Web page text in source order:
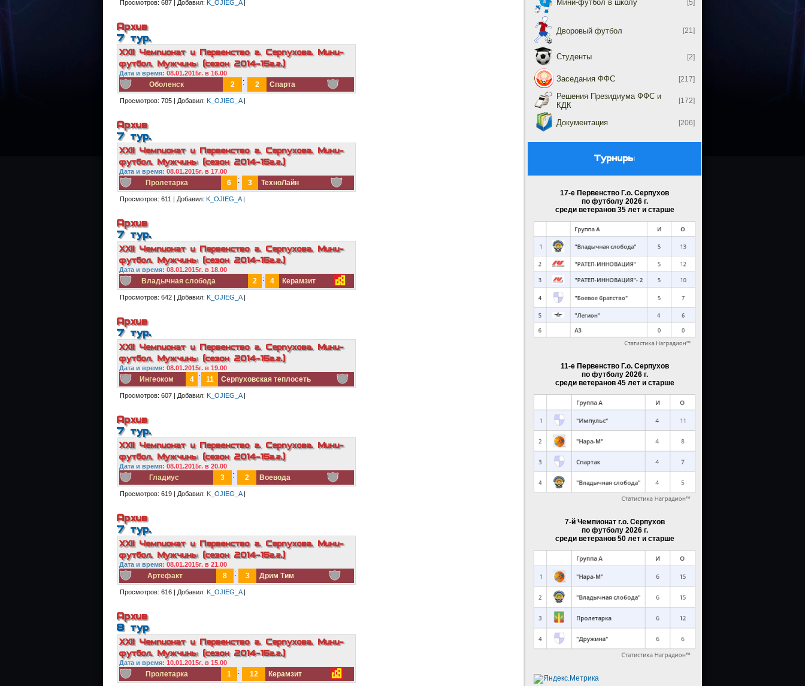
Просмотров: 687 | Добавил: K_OJIEG_A|
Архив
7 тур.
XXII Чемпионат и Первенство г. Серпухова. Мини-
футбол. Мужчины (сезон 2014-15г.г.)
Дата и время: 08.01.2015г. в 16.00
Оболенск 2 : 2 Спарта
Просмотров: 705 | Добавил: K_OJIEG_A|
Архив
7 тур.
XXII Чемпионат и Первенство г. Серпухова. Мини-
футбол. Мужчины (сезон 2014-15г.г.)
Дата и время: 08.01.2015г. в 17.00
Пролетарка 6 : 3 ТехноЛайн
Просмотров: 611 | Добавил: K_OJIEG_A|
Архив
7 тур.
XXII Чемпионат и Первенство г. Серпухова. Мини-
футбол. Мужчины (сезон 2014-15г.г.)
Дата и время: 08.01.2015г. в 18.00
Владычная слобода 2 : 4 Керамзит
Просмотров: 642 | Добавил: K_OJIEG_A|
Архив
7 тур.
XXII Чемпионат и Первенство г. Серпухова. Мини-
футбол. Мужчины (сезон 2014-15г.г.)
Дата и время: 08.01.2015г. в 19.00
Ингеоком 4 : 11 Серпуховская теплосеть
Просмотров: 607 | Добавил: K_OJIEG_A|
Архив
7 тур.
XXII Чемпионат и Первенство г. Серпухова. Мини-
футбол. Мужчины (сезон 2014-15г.г.)
Дата и время: 08.01.2015г. в 20.00
Гладиус 3 : 2 Воевода
Просмотров: 619 | Добавил: K_OJIEG_A|
Архив
7 тур.
XXII Чемпионат и Первенство г. Серпухова. Мини-
футбол. Мужчины (сезон 2014-15г.г.)
Дата и время: 08.01.2015г. в 21.00
Артефакт 8 : 3 Дрим Тим
Просмотров: 616 | Добавил: K_OJIEG_A|
Архив
8 тур
XXII Чемпионат и Первенство г. Серпухова. Мини-
футбол. Мужчины (сезон 2014-15г.г.)
Дата и время: 10.01.2015г. в 15.00
Пролетарка 1 : 12 Керамзит
Мини-футбол в школу [5]
Дворовый футбол [21]
Студенты [2]
Заседания ФФС [217]
Решения Президиума ФФС и
КДК
[172]
Документация [206]
Турниры
17-е Первенство Г.о. Серпухов
по футболу 2026 г.
среди ветеранов 35 лет и старше
11-е Первенство Г.о. Серпухов
по футболу 2026 г.
среди ветеранов 45 лет и старше
7-й Чемпионат г.о. Серпухов
по футболу 2026 г.
среди ветеранов 50 лет и старше